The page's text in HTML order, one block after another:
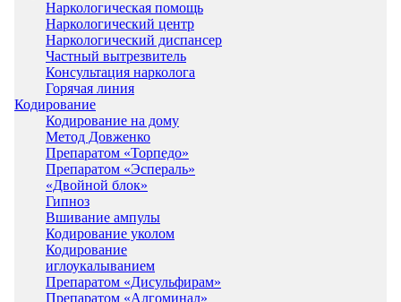
Наркологическая помощь
Наркологический центр
Наркологический диспансер
Частный вытрезвитель
Консультация нарколога
Горячая линия
Кодирование
Кодирование на дому
Метод Довженко
Препаратом «Торпедо»
Препаратом «Эспераль»
«Двойной блок»
Гипноз
Вшивание ампулы
Кодирование уколом
Кодирование
иглоукалыванием
Препаратом «Дисульфирам»
Препаратом «Алгоминал»